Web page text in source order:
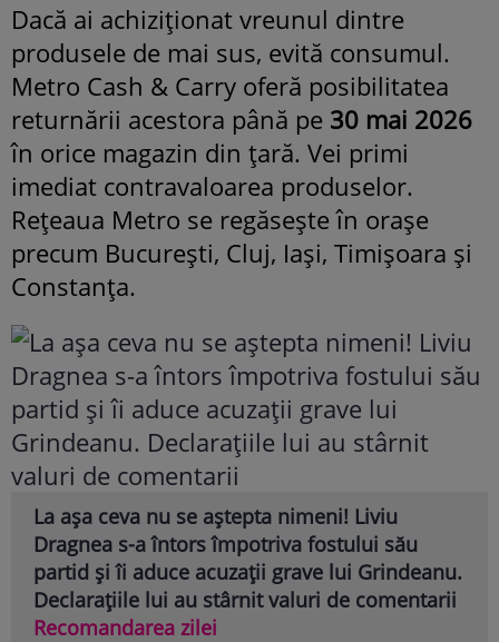
Dacă ai achiziționat vreunul dintre
produsele de mai sus, evită consumul.
Metro Cash & Carry oferă posibilitatea
returnării acestora până pe 30 mai 2026
în orice magazin din țară. Vei primi
imediat contravaloarea produselor.
Rețeaua Metro se regăsește în orașe
precum București, Cluj, Iași, Timișoara și
Constanța.
La așa ceva nu se aștepta nimeni! Liviu
Dragnea s-a întors împotriva fostului său
partid și îi aduce acuzații grave lui Grindeanu.
Declarațiile lui au stârnit valuri de comentarii
Recomandarea zilei